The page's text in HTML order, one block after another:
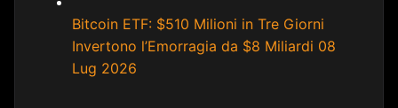
Bitcoin ETF: $510 Milioni in Tre Giorni
Invertono l’Emorragia da $8 Miliardi 08
Lug 2026